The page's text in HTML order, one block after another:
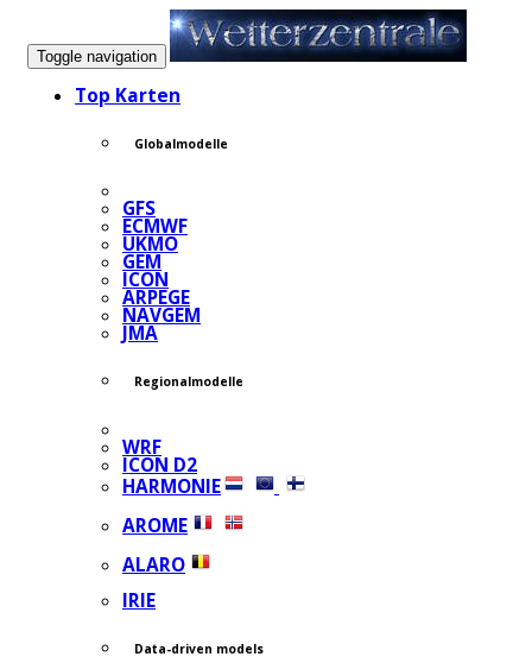
Toggle navigation
Top Karten
Globalmodelle
GFS
ECMWF
UKMO
GEM
ICON
ARPEGE
NAVGEM
JMA
Regionalmodelle
WRF
ICON D2
HARMONIE
AROME
ALARO
IRIE
Data-driven models